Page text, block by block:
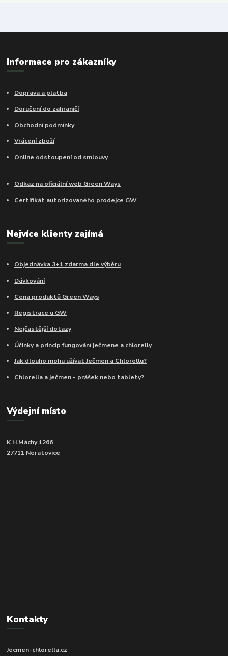
Informace pro zákazníky
Doprava a platba
Doručení do zahraničí
Obchodní podmínky
Vrácení zboží
Online odstoupení od smlouvy
Odkaz na oficiální web Green Ways
Certifikát autorizovaného prodejce GW
Nejvíce klienty zajímá
Objednávka 3+1 zdarma dle výběru
Dávkování
Cena produktů Green Ways
Registrace u GW
Nejčastější dotazy
Účinky a princip fungování ječmene a chlorelly
Jak dlouho mohu užívat Ječmen a Chlorellu?
Chlorella a ječmen - prášek nebo tablety?
Výdejní místo
K.H.Máchy 1266
27711 Neratovice
Kontakty
Jecmen-chlorella.cz